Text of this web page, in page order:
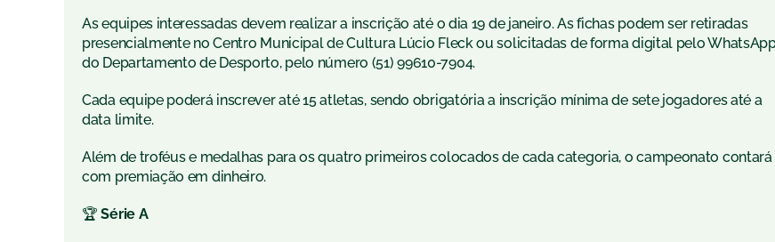
As equipes interessadas devem realizar a inscrição até o dia 19 de janeiro. As fichas podem ser retiradas
presencialmente no Centro Municipal de Cultura Lúcio Fleck ou solicitadas de forma digital pelo
do Departamento de Desporto, pelo número (51) 99610-7904.
Cada equipe poderá inscrever até 15 atletas, sendo obrigatória a inscrição mínima de sete jogadores até a
data limite.
Além de troféus e medalhas para os quatro primeiros colocados de cada categoria, o campeonato contará
com premiação em dinheiro.
🏆Série A